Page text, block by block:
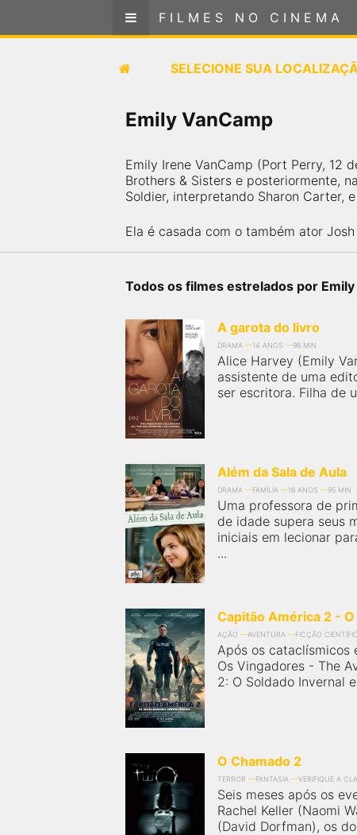
FILMES NO CINEMA
SELECIONE SUA
Emily VanCamp
Emily Irene VanCamp (Port Perry, 12
Brothers & Sisters e posteriormente,
Soldier, interpretando Sharon Carter,
Ela é casada com o também ator
Todos os filmes estrelados por Emily
A garota do livro
DRAMA 14 ANOS 96 MIN
Alice Harvey (Emily
assistente de uma
ser escritora. Filha de
Além da Sala de Aula
DRAMA FAMÍLIA 16 ANOS 95 MIN
Uma professora de
de idade supera seus
iniciais em lecionar
...
Capitão América 2 -
AÇÃO AVENTURA FICÇÃO
Após os cataclísmicos
Os Vingadores - The
2: O Soldado Invernal
O Chamado 2
TERROR FANTASIA VERIFIQUE A
Seis meses após os
Rachel Keller (Naomi
(David Dorfman), os
FILMES NO CINEMA
SELECIONE SUA LOCALIZAÇÃO
filmes e sessões de cinema no Brasil. Através dele,
você pode encontrar os filmes no cinema mais
próximos a você ou a qualquer cidade em território
brasileiro. Você pode também acessar informações
sobre cinemas, horários, assistir aos trailers e muito